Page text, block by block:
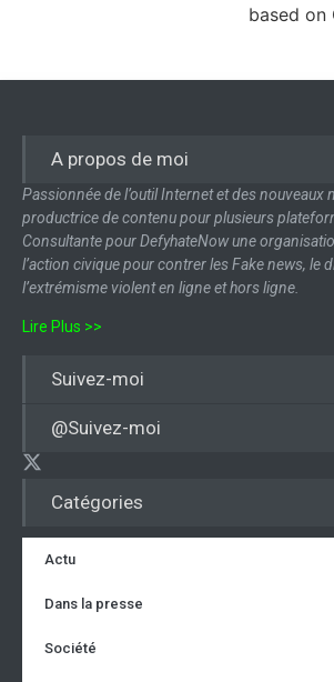
based on
Catégories
Actu
Dans la presse
Société
A propos de moi
Passionnée de l’outil Internet et des nouveaux
productrice de contenu pour plusieurs
Consultante pour DefyhateNow une
l’action civique pour contrer les Fake news, le
l’extrémisme violent en ligne et hors ligne.
Lire Plus >>
Suivez-moi
@Suivez-moi